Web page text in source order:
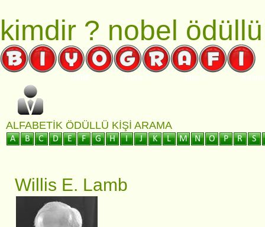
kimdir ? nobel
ALFABETIK ÖDÜLLÜ KIŞI ARAMA
Willis E. Lamb